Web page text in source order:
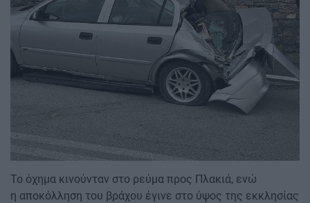
Το όχημα κινούνταν στο ρεύμα προς Πλακιά, ενώ
η αποκόλληση του βράχου έγινε στο ύψος της εκκλησίας